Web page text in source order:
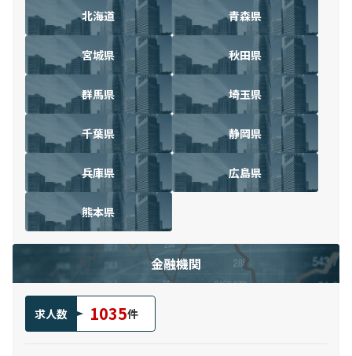
北海道 青森県
宮城県 秋田県
群馬県 埼玉県
千葉県 静岡県
兵庫県 広島県
熊本県
金融機関
求人数 1035件